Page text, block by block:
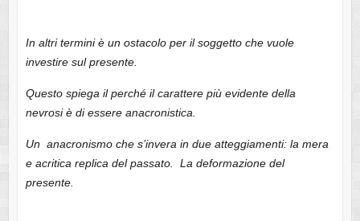
In altri termini è un ostacolo per il soggetto che vuole
investire sul presente.
Questo spiega il perché il carattere più evidente della
nevrosi è di essere anacronistica.
Un anacronismo che s’invera in due atteggiamenti: la mera
e acritica replica del passato. La deformazione del
presente.